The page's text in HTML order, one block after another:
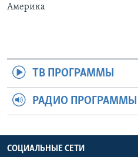
Америка
ТВ ПРОГРАММЫ
РАДИО ПРОГРАММЫ
СОЦИАЛЬНЫЕ СЕТИ